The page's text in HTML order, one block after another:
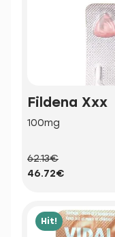
Fildena Xxx
100mg
62.13€
46.72€
Hit!